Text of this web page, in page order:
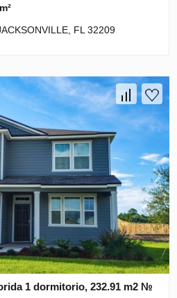
FL 32209
1 dormitorio, 232.91 m2 №